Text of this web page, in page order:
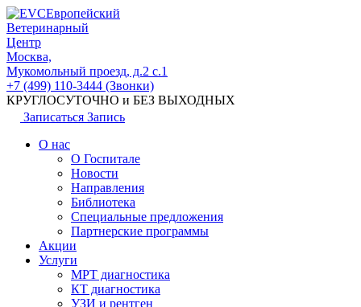
Европейский
Ветеринарный
Центр
Москва,
Мукомольный проезд, д.2 с.1
+7 (499) 110-3444 (Звонки)
КРУГЛОСУТОЧНО и БЕЗ ВЫХОДНЫХ
Записаться Запись
О нас
О Госпитале
Новости
Направления
Библиотека
Специальные предложения
Партнерские программы
Акции
Услуги
МРТ диагностика
КТ диагностика
УЗИ и рентген